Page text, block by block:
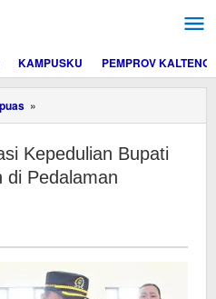
KAMPUSKU PEMPROV KALTENG
»
DPRD
Kepedulian
Bupati
terhadap
Kepedulian Bupati
di Pedalaman